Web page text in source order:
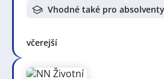
Vhodné také pro absolventy
včerejší